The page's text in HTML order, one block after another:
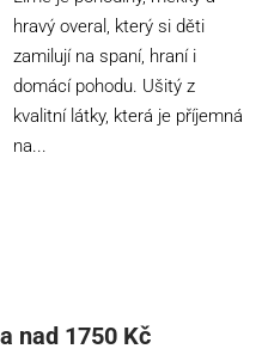
hravý overal, který si děti
zamilují na spaní, hraní i
domácí pohodu. Ušitý z
kvalitní látky, která je příjemná
na...
nad 1750 Kč